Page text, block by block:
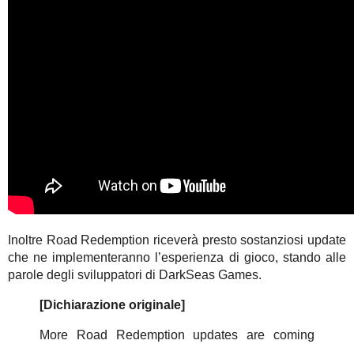
Inoltre Road Redemption riceverà presto sostanziosi update
che ne implementeranno l’esperienza di gioco, stando alle
parole degli sviluppatori di DarkSeas Games.
[Dichiarazione originale]
More Road Redemption updates are coming